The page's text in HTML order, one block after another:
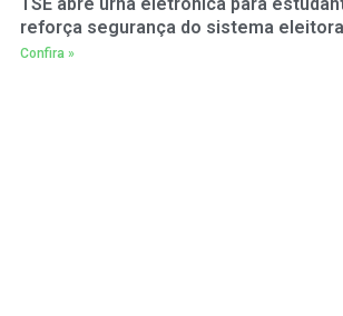
reforça segurança do sistema
Confira »